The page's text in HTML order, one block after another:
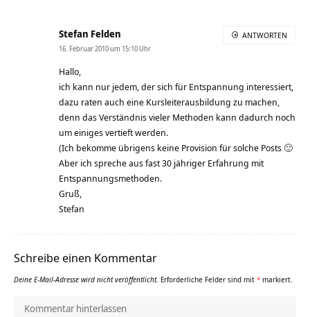
Stefan Felden
16. Februar 2010 um 15:10 Uhr
Hallo,
ich kann nur jedem, der sich für Entspannung interessiert,
dazu raten auch eine Kursleiterausbildung zu machen,
denn das Verständnis vieler Methoden kann dadurch noch
um einiges vertieft werden.
(Ich bekomme übrigens keine Provision für solche Posts 🙂
Aber ich spreche aus fast 30 jähriger Erfahrung mit
Entspannungsmethoden.
Gruß,
Stefan
ANTWORTEN
Schreibe einen Kommentar
Deine E-Mail-Adresse wird nicht veröffentlicht. Erforderliche Felder sind mit * markiert.